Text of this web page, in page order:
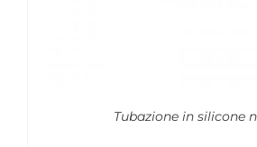
Tubazione in silicone